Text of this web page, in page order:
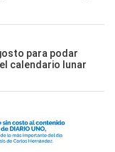
para podar
calendario lunar